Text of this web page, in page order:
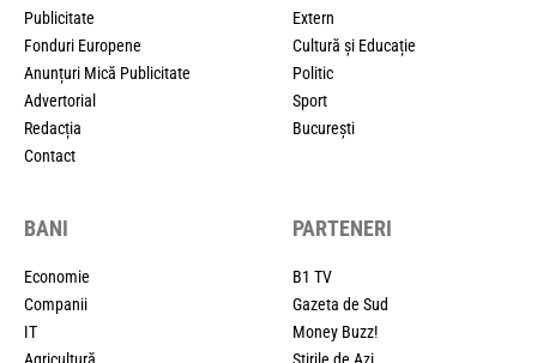
Publicitate
Fonduri Europene
Anunțuri Mică Publicitate
Advertorial
Redacția
Contact
Extern
Cultură și Educație
Politic
Sport
București
BANI
Economie
Companii
IT
PARTENERI
B1 TV
Gazeta de Sud
Money Buzz!